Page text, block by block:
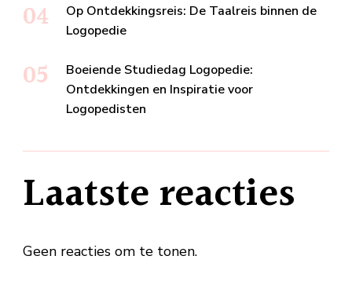
Op Ontdekkingsreis: De Taalreis binnen de
Logopedie
Boeiende Studiedag Logopedie:
Ontdekkingen en Inspiratie voor
Logopedisten
Laatste reacties
Geen reacties om te tonen.